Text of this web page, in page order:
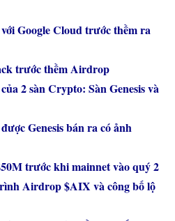
Google Cloud trước thềm ra
trước thềm Airdrop
2 sàn Crypto: Sàn Genesis và
Genesis bán ra có ảnh
trước khi mainnet vào quý 2
Airdrop $AIX và công bố lộ